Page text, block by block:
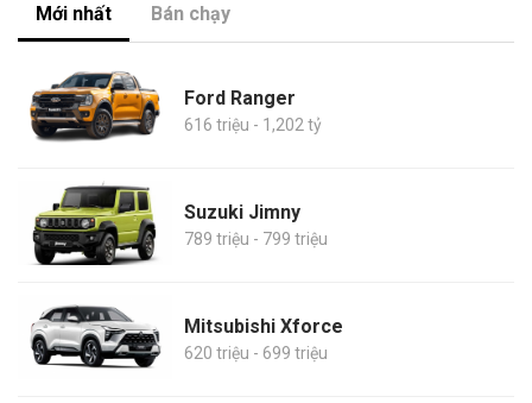
Mới nhất Bán chạy
Ford Ranger
616 triệu - 1,202 tỷ
Suzuki Jimny
789 triệu - 799 triệu
Mitsubishi Xforce
620 triệu - 699 triệu